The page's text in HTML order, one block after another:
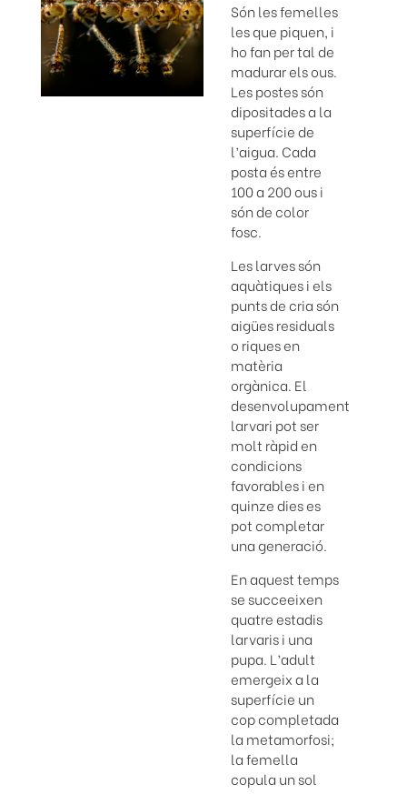
Són les femelles
les que piquen, i
ho fan per tal de
madurar els ous.
Les postes són
dipositades a la
superfície de
l’aigua. Cada
posta és entre
100 a 200 ous i
són de color
fosc.
Les larves són
aquàtiques i els
punts de cria són
aigües residuals
o riques en
matèria
orgànica. El
desenvolupament
larvari pot ser
molt ràpid en
condicions
favorables i en
quinze dies es
pot completar
una generació.
En aquest temps
se succeeixen
quatre estadis
larvaris i una
pupa. L’adult
emergeix a la
superfície un
cop completada
la metamorfosi;
la femella
copula un sol